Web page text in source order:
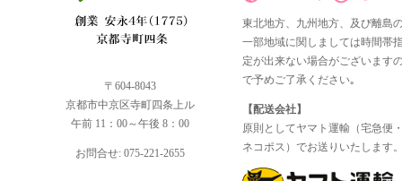
〒604-8043
京都市中京区寺町四条上ル
午前 11：00～午後 8：00
お問合せ: 075-221-2655
東北地方、九州地方、及び離島
一部地域に関しましては時間帯
定が出来ない場合がございます
で予めご了承ください｡
【配送会社】
原則としてヤマト運輸（宅急便
ネコポス）でお送りいたします